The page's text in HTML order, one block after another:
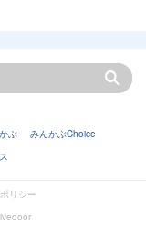
ぶ
みんかぶChoice
リシー